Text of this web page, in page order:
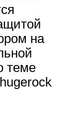
на
теме